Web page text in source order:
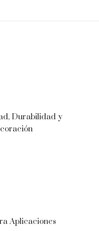
Durabilidad y
Aplicaciones